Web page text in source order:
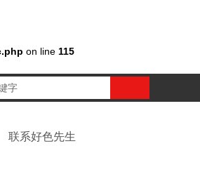
on line 115
联系好色先生